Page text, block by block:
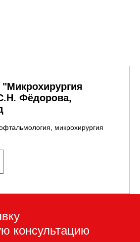
Фёдорова,
микрохирургия
консультацию